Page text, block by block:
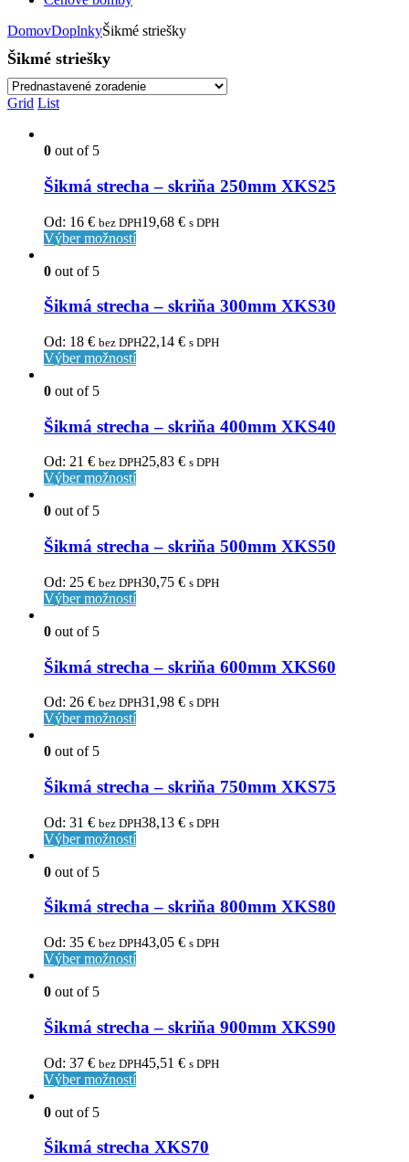
DomovDoplnkyŠikmé striešky
Šikmé striešky
Grid List
0 out of 5
Šikmá strecha – skriňa 250mm XKS25
Od: 16 € bez DPH19,68 € s DPH
Výber možností
0 out of 5
Šikmá strecha – skriňa 300mm XKS30
Od: 18 € bez DPH22,14 € s DPH
Výber možností
0 out of 5
Šikmá strecha – skriňa 400mm XKS40
Od: 21 € bez DPH25,83 € s DPH
Výber možností
0 out of 5
Šikmá strecha – skriňa 500mm XKS50
Od: 25 € bez DPH30,75 € s DPH
Výber možností
0 out of 5
Šikmá strecha – skriňa 600mm XKS60
Od: 26 € bez DPH31,98 € s DPH
Výber možností
0 out of 5
Šikmá strecha – skriňa 750mm XKS75
Od: 31 € bez DPH38,13 € s DPH
Výber možností
0 out of 5
Šikmá strecha – skriňa 800mm XKS80
Od: 35 € bez DPH43,05 € s DPH
Výber možností
0 out of 5
Šikmá strecha – skriňa 900mm XKS90
Od: 37 € bez DPH45,51 € s DPH
Výber možností
0 out of 5
Šikmá strecha XKS70